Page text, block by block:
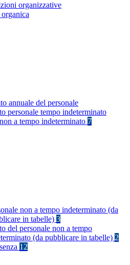
organizzative
annuale del personale
personale tempo indeterminato
a tempo indeterminato 7
non a tempo indeterminato (da
in tabelle) 3
del personale non a tempo
(da pubblicare in tabelle) 2
12